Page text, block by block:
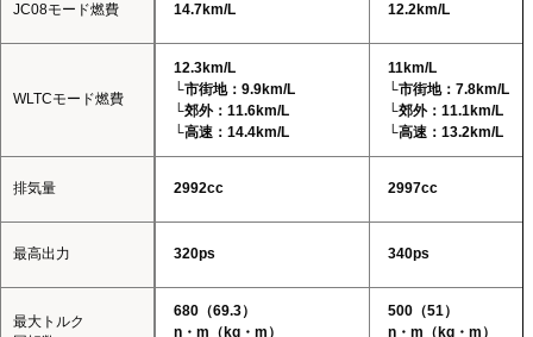
JC08モード燃費
WLTCモード燃費
排気量
最高出力
最大トルク
14.7km/L 12.2km/L
12.3km/L
└市街地：9.9km/L
└郊外：11.6km/L
└高速：14.4km/L
11km/L
└市街地：7.8km/L
└郊外：11.1km/L
└高速：13.2km/L
2992cc 2997cc
320ps 340ps
680（69.3）
n・m（kg・m）
500（51）
n・m（kg・m）